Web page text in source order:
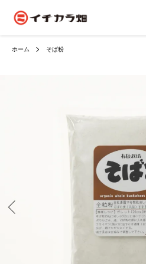
ホーム そば粉